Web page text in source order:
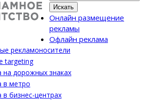
Искать
Онлайн размещение
рекламы
Офлайн реклама
рекламоносители
targeting
на дорожных знаках
в метро
в бизнес-центрах